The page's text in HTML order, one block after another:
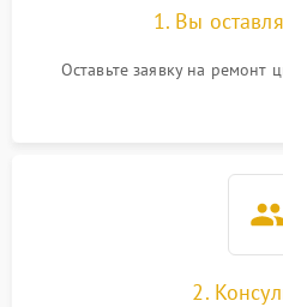
Перегрев устройства
1. Вы
Оставьте заявку на ремонт
2.